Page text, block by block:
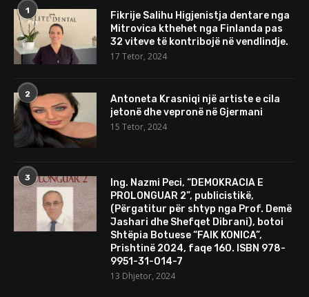
1
Fikrije Salihu Higjenistja dentare nga
Mitrovica kthehet nga Finlanda pas
32 viteve të kontribojë në vendlindje.
17 Tetor, 2024
2
Antoneta Krasniqi një artiste e cila
jetonë dhe vepronë në Gjermani
15 Tetor, 2024
3
Ing. Nazmi Peci, “DEMOKRACIA E
PROLONGUAR 2”, publicistikë,
(Përgatitur për shtyp nga Prof. Demë
Jashari dhe Shefqet Dibrani), botoi
Shtëpia Botuese “FAIK KONICA”,
Prishtinë 2024, faqe 160. ISBN 978-
9951-31-014-7
13 Dhjetor, 2024